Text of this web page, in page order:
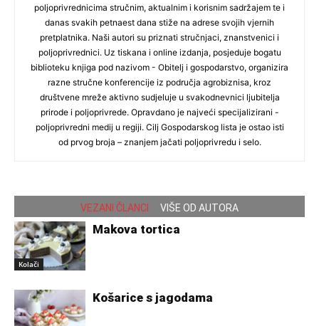
poljoprivrednicima stručnim, aktualnim i korisnim sadržajem te i
danas svakih petnaest dana stiže na adrese svojih vjernih
pretplatnika. Naši autori su priznati stručnjaci, znanstvenici i
poljoprivrednici. Uz tiskana i online izdanja, posjeduje bogatu
biblioteku knjiga pod nazivom - Obitelj i gospodarstvo, organizira
razne stručne konferencije iz područja agrobiznisa, kroz
društvene mreže aktivno sudjeluje u svakodnevnici ljubitelja
prirode i poljoprivrede. Opravdano je najveći specijalizirani -
poljoprivredni medij u regiji. Cilj Gospodarskog lista je ostao isti
od prvog broja – znanjem jačati poljoprivredu i selo.
VEZANI ČLANCI VIŠE OD AUTORA
Kolači
Makova tortica
Košarice s jagodama